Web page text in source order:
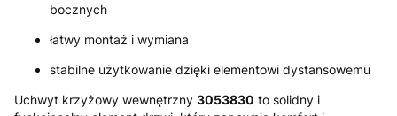
bocznych
łatwy montaż i wymiana
stabilne użytkowanie dzięki elementowi dystansowemu
Uchwyt krzyżowy wewnętrzny 3053830 to solidny i